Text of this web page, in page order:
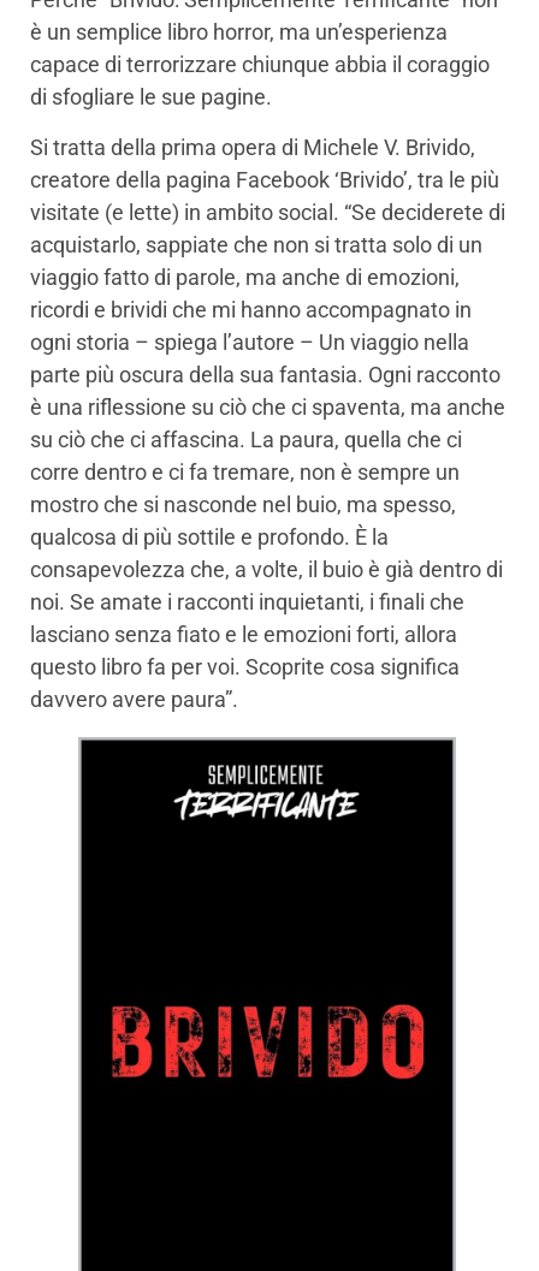
è un semplice libro horror, ma un’esperienza
capace di terrorizzare chiunque abbia il coraggio
di sfogliare le sue pagine.
Si tratta della prima opera di Michele V. Brivido,
creatore della pagina Facebook ‘Brivido’, tra le più
visitate (e lette) in ambito social. “Se deciderete di
acquistarlo, sappiate che non si tratta solo di un
viaggio fatto di parole, ma anche di emozioni,
ricordi e brividi che mi hanno accompagnato in
ogni storia – spiega l’autore – Un viaggio nella
parte più oscura della sua fantasia. Ogni racconto
è una riflessione su ciò che ci spaventa, ma anche
su ciò che ci affascina. La paura, quella che ci
corre dentro e ci fa tremare, non è sempre un
mostro che si nasconde nel buio, ma spesso,
qualcosa di più sottile e profondo. È la
consapevolezza che, a volte, il buio è già dentro di
noi. Se amate i racconti inquietanti, i finali che
lasciano senza fiato e le emozioni forti, allora
questo libro fa per voi. Scoprite cosa significa
davvero avere paura”.